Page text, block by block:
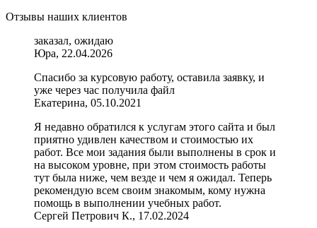
Отзывы наших клиентов
заказал, ожидаю
Юра, 22.04.2026
Спасибо за курсовую работу, оставила заявку, и
уже через час получила файл
Екатерина, 05.10.2021
Я недавно обратился к услугам этого сайта и был
приятно удивлен качеством и стоимостью их
работ. Все мои задания были выполнены в срок и
на высоком уровне, при этом стоимость работы
тут была ниже, чем везде и чем я ожидал. Теперь
рекомендую всем своим знакомым, кому нужна
помощь в выполнении учебных работ.
Сергей Петрович К., 17.02.2024